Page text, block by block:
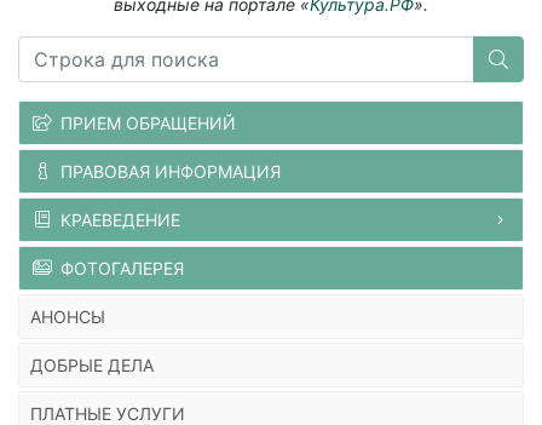
выходные на портале «Культура.РФ».
ПРИЕМ ОБРАЩЕНИЙ
ПРАВОВАЯ ИНФОРМАЦИЯ
КРАЕВЕДЕНИЕ
ФОТОГАЛЕРЕЯ
АНОНСЫ
ДОБРЫЕ ДЕЛА
ПЛАТНЫЕ УСЛУГИ